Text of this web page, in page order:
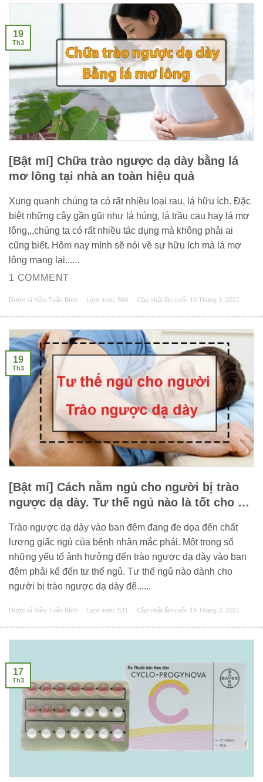
[Bật mí] Chữa trào ngược dạ dày bằng lá
mơ lông tại nhà an toàn hiệu quả
Xung quanh chúng ta có rất nhiều loại rau, lá hữu ích. Đặc
biệt những cây gần gũi như lá húng, lá trầu cau hay lá mơ
lông,,,chúng ta có rất nhiều tác dụng mà không phải ai
cũng biết. Hôm nay mình sẽ nói về sự hữu ích mà lá mơ
lông mang lại......
1 COMMENT
Dược sĩ Kiều Tuấn Bình Lượt xem: 584 Cập nhật lần cuối: 19 Tháng 3, 2021
19
Th3
[Bật mí] Cách nằm ngủ cho người bị trào
ngược dạ dày. Tư thế ngủ nào là tốt cho dạ
Trào ngược dạ dày vào ban đêm đang đe dọa đến chất
lượng giấc ngủ của bệnh nhân mắc phải. Một trong số
những yếu tố ảnh hưởng đến trào ngược dạ dày vào ban
đêm phải kể đến tư thế ngủ. Tư thế ngủ nào dành cho
người bị trào ngược dạ dày để......
Dược sĩ Kiều Tuấn Bình Lượt xem: 531 Cập nhật lần cuối: 19 Tháng 3, 2021
19
Th3
17
Th3